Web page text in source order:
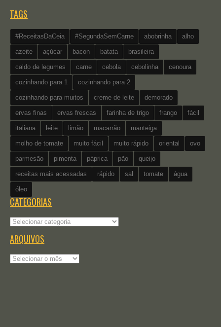
TAGS
#ReceitasDaCeia #SegundaSemCarne abobrinha alho
azeite açúcar bacon batata brasileira
caldo de legumes carne cebola cebolinha cenoura
cozinhando para 1 cozinhando para 2
cozinhando para muitos creme de leite demorado
ervas finas ervas frescas farinha de trigo frango fácil
italiana leite limão macarrão manteiga
molho de tomate muito fácil muito rápido oriental ovo
parmesão pimenta páprica pão queijo
receitas mais acessadas rápido sal tomate água
óleo
CATEGORIAS
Categorias
ARQUIVOS
Arquivos